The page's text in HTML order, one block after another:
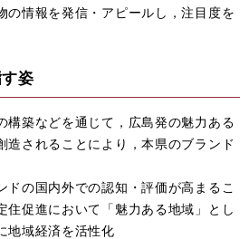
の情報を発信・アピールし，注目度を
姿
構築などを通じて，広島発の魅力ある
造されることにより，本県のブランド
ドの国内外での認知・評価が高まるこ
住促進において「魅力ある地域」とし
地域経済を活性化